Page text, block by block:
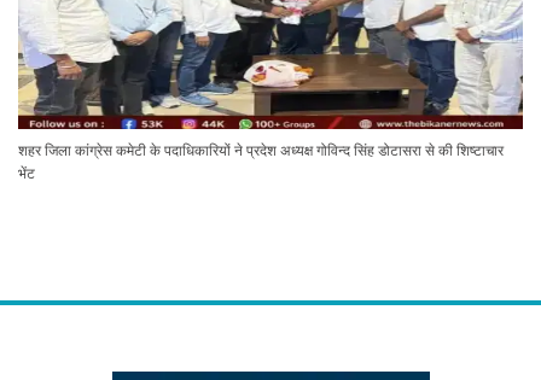
शहर जिला कांग्रेस कमेटी के पदाधिकारियों ने प्रदेश अध्यक्ष गोविन्द सिंह डोटासरा से की शिष्टाचार
भेंट